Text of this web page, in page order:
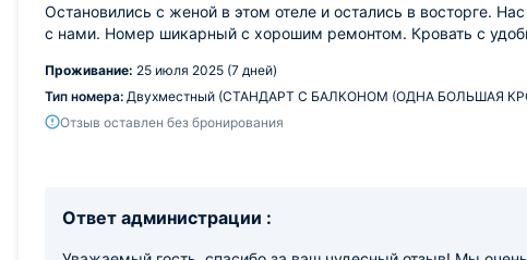
Остановились с женой в этом отеле и остались в восторге.
с нами. Номер шикарный с хорошим ремонтом. Кровать с
Проживание: 25 июля 2025 (7 дней)
Тип номера: Двухместный (СТАНДАРТ С БАЛКОНОМ (ОДНА БОЛЬШАЯ
Отзыв оставлен без бронирования
Ответ администрации :